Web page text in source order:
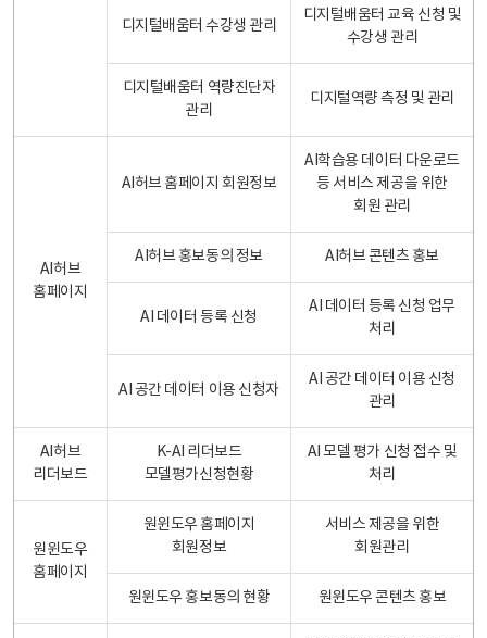
디지털배움터 수강생 관리
디지털배움터 교육 신청 및
수강생 관리
디지털배움터 역량진단자
관리
디지털역량 측정 및 관리
AI허브
홈페이지
AI허브 홈페이지 회원정보
AI학습용 데이터 다운로드
등 서비스 제공을 위한
회원 관리
AI허브 홍보동의 정보 AI허브 콘텐츠 홍보
AI 데이터 등록 신청
AI 데이터 등록 신청 업무
처리
AI 공간 데이터 이용 신청자
AI 공간 데이터 이용 신청
관리
AI허브
리더보드
K-AI 리더보드
모델평가신청현황
AI 모델 평가 신청 접수 및
처리
원윈도우
홈페이지
원윈도우 홈페이지
회원정보
서비스 제공을 위한
회원관리
원윈도우 홍보동의 현황 원윈도우 콘텐츠 홍보